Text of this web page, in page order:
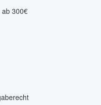
ab 300€